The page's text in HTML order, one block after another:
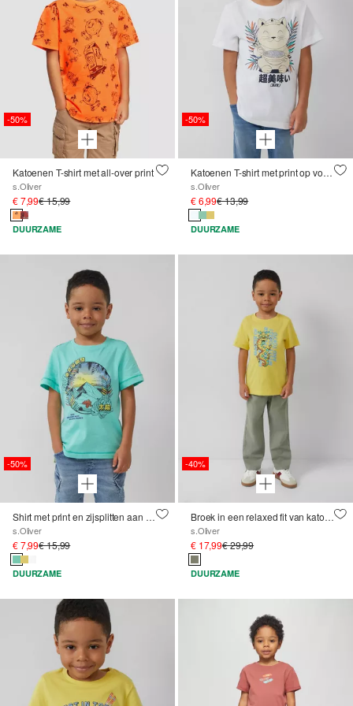
-50%
Katoenen T-shirt met all-over print
s.Oliver
€ 7,99€ 15,99
DUURZAME
-50%
Katoenen T-shirt met print op voorkant en verlengd rugpand
s.Oliver
€ 6,99€ 13,99
DUURZAME
-50%
Shirt met print en zijsplitten aan de zoom
s.Oliver
€ 7,99€ 15,99
DUURZAME
-40%
Broek in een relaxed fit van katoen met linnen look
s.Oliver
€ 17,99€ 29,99
DUURZAME